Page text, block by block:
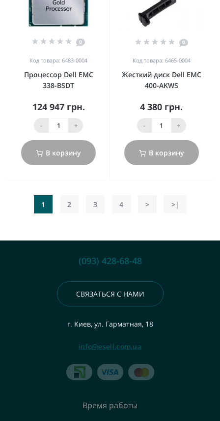
0
Код товара: 6483-0004
Процеcсор Dell EMC
338-BSDT
124 947 грн.
- +
В корзину
0
Код товара: 6465-0004
Жесткий диск Dell EMC
400-AKWS
4 380 грн.
- +
В корзину
1 2 3 4 > >|
(093) 428-68-48
СВЯЗАТЬСЯ С НАМИ
г. Киев, ул. Гарматная, 18
info@esell.com.ua
Время работы